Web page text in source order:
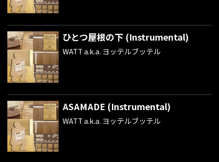
ひとつ屋根の下 (Instrumental)
WATT a.k.a. ヨッテルブッテル
ASAMADE (Instrumental)
WATT a.k.a. ヨッテルブッテル